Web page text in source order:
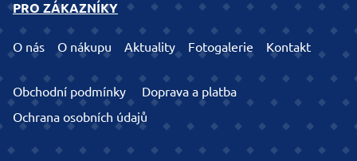
PRO ZÁKAZNÍKY
O nás O nákupu Aktuality Fotogalerie Kontakt
Obchodní podmínky
Doprava a platba
Ochrana osobních údajů